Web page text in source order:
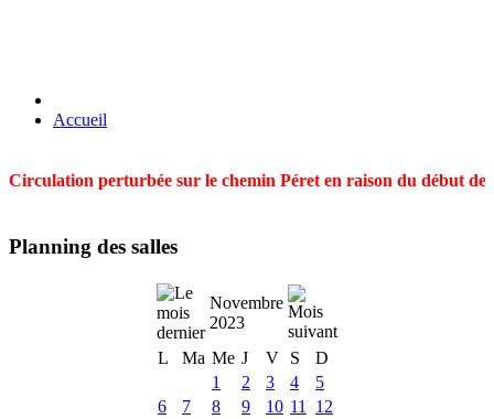
Accueil
Circulation perturbée sur le chemin Péret en raison du début
Planning des salles
Novembre
2023
L
Ma Me J V S
D
1
2 3 4
5
6
7 8 9 10 11
12